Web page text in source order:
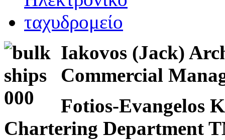
Iakovos (Jack)
Commercial
Fotios-Evangelos
Chartering Department